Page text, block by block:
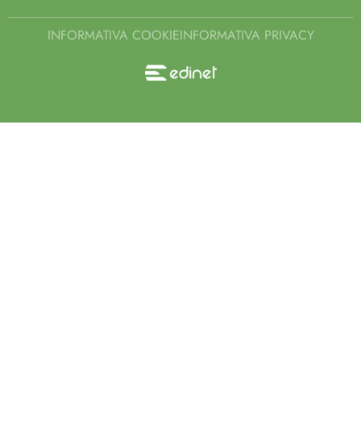
INFORMATIVA COOKIEINFORMATIVA PRIVACY